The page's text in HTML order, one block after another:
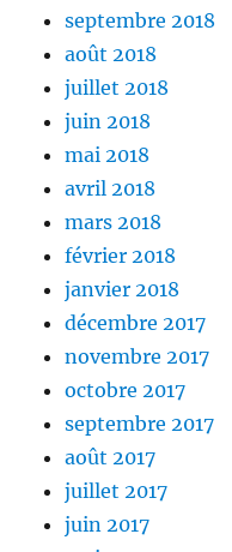
septembre 2018
août 2018
juillet 2018
juin 2018
mai 2018
avril 2018
mars 2018
février 2018
janvier 2018
décembre 2017
novembre 2017
octobre 2017
septembre 2017
août 2017
juillet 2017
juin 2017